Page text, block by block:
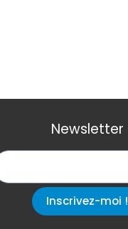
Newsletter
Inscrivez-moi !